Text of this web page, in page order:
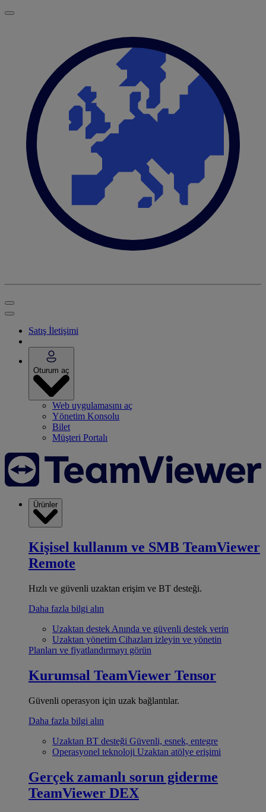
Satış İletişimi
Oturum aç
Web uygulamasını aç
Yönetim Konsolu
Bilet
Müşteri Portalı
Ürünler
Kişisel kullanım ve SMB TeamViewer
Remote
Hızlı ve güvenli uzaktan erişim ve BT desteği.
Daha fazla bilgi alın
Uzaktan destek Anında ve güvenli destek verin
Uzaktan yönetim Cihazları izleyin ve yönetin
Planları ve fiyatlandırmayı görün
Kurumsal TeamViewer Tensor
Güvenli operasyon için uzak bağlantılar.
Daha fazla bilgi alın
Uzaktan BT desteği Güvenli, esnek, entegre
Operasyonel teknoloji Uzaktan atölye erişimi
Gerçek zamanlı sorun giderme
TeamViewer DEX